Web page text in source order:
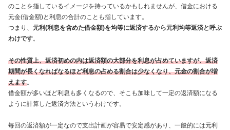
のことを指しているイメージを持っているかもしれませんが、借金における
元金(借金額)と利息の合計のことも指しています。
つまり、 元利(利息を含めた借金額)を均等に返済するから元利均等返済と呼ぶ
わけです。
その性質上、返済初めの内は返済額の大部分を利息が占めていますが、返済
期間が長くなればなるほど利息の占める割合は少なくなり、元金の割合が増
えます。
借金額が多いほど利息も多くなるので、そこも加味して一定の返済額になる
ように計算した返済方法というわけです。
毎回の返済額が一定なので支出計画が容易で安定感があり、一般的には元利